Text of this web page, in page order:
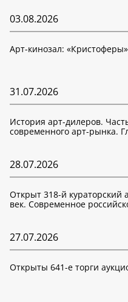
03.08.2026
Арт-кинозал: «Кристоферы»
31.07.2026
История арт-дилеров.
современного арт-рынка.
28.07.2026
Открыт 318-й кураторский
век. Современное
27.07.2026
Открыты 641-е торги